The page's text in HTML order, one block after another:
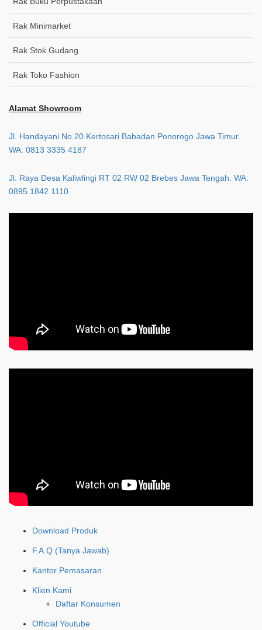
Rak Minimarket
Rak Stok Gudang
Rak Toko Fashion
Alamat Showroom
Jl. Handayani No.20 Kertosari Babadan Ponorogo Jawa Timur.
WA: 0813 3335 4187
Jl. Raya Desa Kaliwlingi RT 02 RW 02 Brebes Jawa Tengah. WA:
0895 1842 1110
Download Produk
F.A.Q (Tanya Jawab)
Kantor Pemasaran
Klien Kami
Daftar Konsumen
Official Youtube